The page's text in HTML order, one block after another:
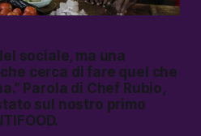
sociale, ma una
cerca di fare quel che
Parola di Chef Rubio,
sul nostro primo